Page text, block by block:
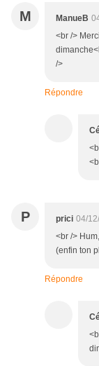
M ManueB
<br />
/>
Répondre
P prici 04/
<br />
(enfin ton
Répondre